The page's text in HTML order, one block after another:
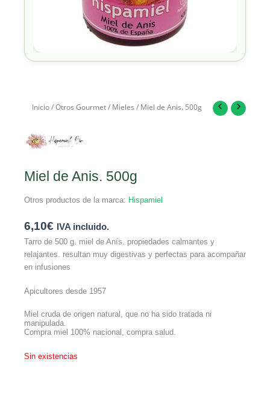
Inicio/Otros Gourmet/ Mieles / Miel de Anis. 500g
Miel de Anis. 500g
Otros productos de la marca: Hispamiel
6,10€ IVA incluido.
Tarro de 500 g. miel de Anís. propiedades calmantes y
relajantes. resultan muy digestivas y perfectas para acompañar
en infusiones
Apicultores desde 1957
Miel cruda de origen natural, que no ha sido tratada ni
manipulada.
Compra miel 100% nacional, compra salud.
Sin existencias